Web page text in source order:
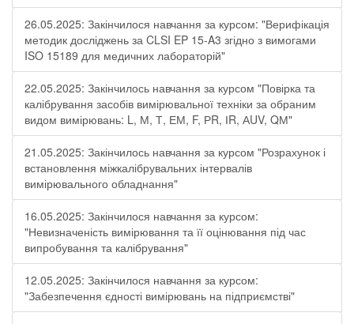
26.05.2025: Закінчилося навчання за курсом: "Верифікація
методик досліджень за CLSI EP 15-A3 згідно з вимогами
ISO 15189 для медичних лабораторій"
22.05.2025: Закінчилось навчання за курсом "Повірка та
калібрування засобів вимірювальної техніки за обраним
видом вимірювань: L, М, Т, ЕМ, F, РR, ІR, АUV, QМ"
21.05.2025: Закінчилось навчання за курсом "Розрахунок і
встановлення міжкалібрувальних інтервалів
вимірювального обладнання"
16.05.2025: Закінчилося навчання за курсом:
"Невизначеність вимірювання та її оцінювання під час
випробування та калібрування"
12.05.2025: Закінчилося навчання за курсом:
"Забезпечення єдності вимірювань на підприємстві"